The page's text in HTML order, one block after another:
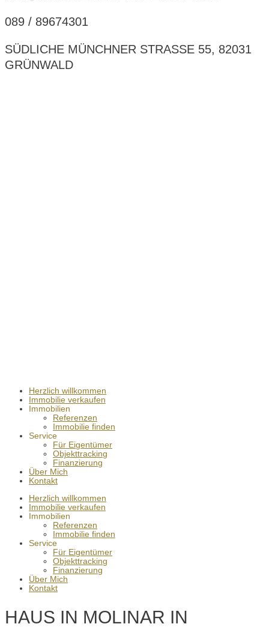
089 / 89674301
SÜDLICHE MÜNCHNER STRASSE 55, 82031 G
RÜNWALD
Herzlich willkommen
Immobilie verkaufen
Immobilien
Referenzen
Immobilie finden
Service
Für Eigentümer
Objekttracking
Finanzierung
Über Mich
Kontakt
Herzlich willkommen
Immobilie verkaufen
Immobilien
Referenzen
Immobilie finden
Service
Für Eigentümer
Objekttracking
Finanzierung
Über Mich
Kontakt
HAUS IN MOLINAR IN